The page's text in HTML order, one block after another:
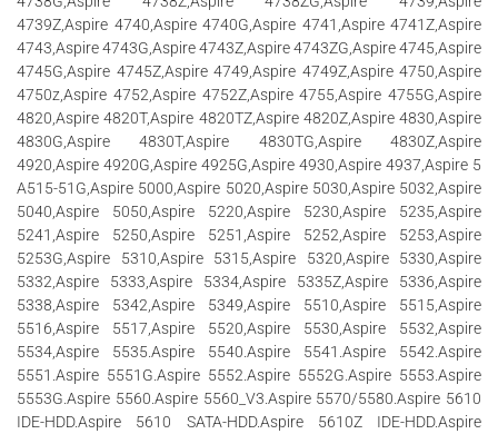
4739Z,Aspire 4740,Aspire 4740G,Aspire 4741,Aspire 4741Z,Aspire
4743,Aspire 4743G,Aspire 4743Z,Aspire 4743ZG,Aspire 4745,Aspire
4745G,Aspire 4745Z,Aspire 4749,Aspire 4749Z,Aspire 4750,Aspire
4750z,Aspire 4752,Aspire 4752Z,Aspire 4755,Aspire 4755G,Aspire
4820,Aspire 4820T,Aspire 4820TZ,Aspire 4820Z,Aspire 4830,Aspire
4830G,Aspire 4830T,Aspire 4830TG,Aspire 4830Z,Aspire
4920,Aspire 4920G,Aspire 4925G,Aspire 4930,Aspire 4937,Aspire 5
A515-51G,Aspire 5000,Aspire 5020,Aspire 5030,Aspire 5032,Aspire
5040,Aspire 5050,Aspire 5220,Aspire 5230,Aspire 5235,Aspire
5241,Aspire 5250,Aspire 5251,Aspire 5252,Aspire 5253,Aspire
5253G,Aspire 5310,Aspire 5315,Aspire 5320,Aspire 5330,Aspire
5332,Aspire 5333,Aspire 5334,Aspire 5335Z,Aspire 5336,Aspire
5338,Aspire 5342,Aspire 5349,Aspire 5510,Aspire 5515,Aspire
5516,Aspire 5517,Aspire 5520,Aspire 5530,Aspire 5532,Aspire
5534,Aspire 5535.Aspire 5540.Aspire 5541.Aspire 5542.Aspire
5551.Aspire 5551G.Aspire 5552.Aspire 5552G.Aspire 5553.Aspire
5553G.Aspire 5560.Aspire 5560_V3.Aspire 5570/5580.Aspire 5610
IDE-HDD.Aspire 5610 SATA-HDD.Aspire 5610Z IDE-HDD.Aspire